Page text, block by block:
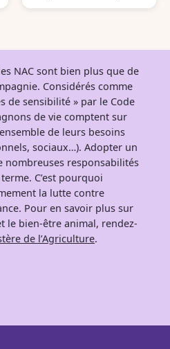
France
NAC sont bien plus que de
Considérés comme
de sensibilité » par le Code
de vie comptent sur
de leurs besoins
sociaux…). Adopter un
nombreuses responsabilités
C’est pourquoi
la lutte contre
Pour en savoir plus sur
le bien-être animal, rendez-
de l’Agriculture.